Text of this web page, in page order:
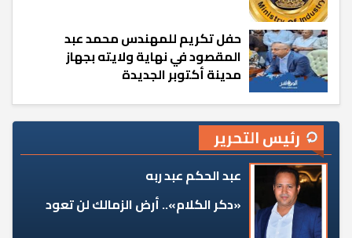
حفل تكريم للمهندس محمد عبد
المقصود في نهاية ولايته بجهاز
مدينة أكتوبر الجديدة
رئيس التحرير
عبد الحكم عبد ربه
«دكر الكلام».. أرض الزمالك لن تعود